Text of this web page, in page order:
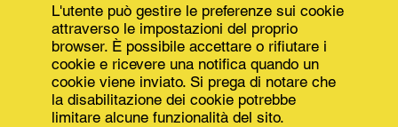
L'utente può gestire le preferenze sui cookie
attraverso le impostazioni del proprio
browser. È possibile accettare o rifiutare i
cookie e ricevere una notifica quando un
cookie viene inviato. Si prega di notare che
la disabilitazione dei cookie potrebbe
limitare alcune funzionalità del sito.